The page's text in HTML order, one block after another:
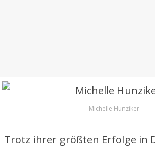
Michelle Hunziker
Trotz ihrer größten Erfolge in